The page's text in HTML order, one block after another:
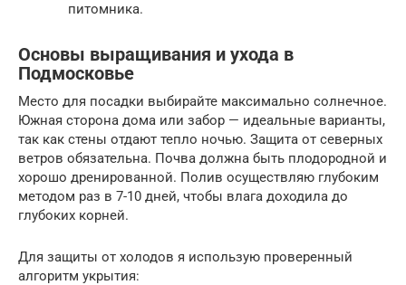
питомника.
Основы выращивания и ухода в
Подмосковье
Место для посадки выбирайте максимально солнечное.
Южная сторона дома или забор — идеальные варианты,
так как стены отдают тепло ночью. Защита от северных
ветров обязательна. Почва должна быть плодородной и
хорошо дренированной. Полив осуществляю глубоким
методом раз в 7-10 дней, чтобы влага доходила до
глубоких корней.
Для защиты от холодов я использую проверенный
алгоритм укрытия: